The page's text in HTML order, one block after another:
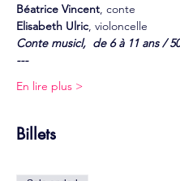
Béatrice Vincent, conte
Elisabeth Ulric, violoncelle
Conte musicl,  de 6 à 11 ans /
---
En lire plus >
Billets